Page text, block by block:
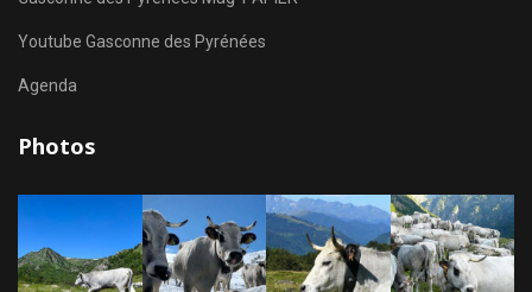
Youtube Gasconne des Pyrénées
Agenda
Photos